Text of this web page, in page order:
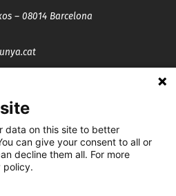
– 08014 Barcelona
data on this site to better
can give your consent to all or
decline them all. For more
policy.